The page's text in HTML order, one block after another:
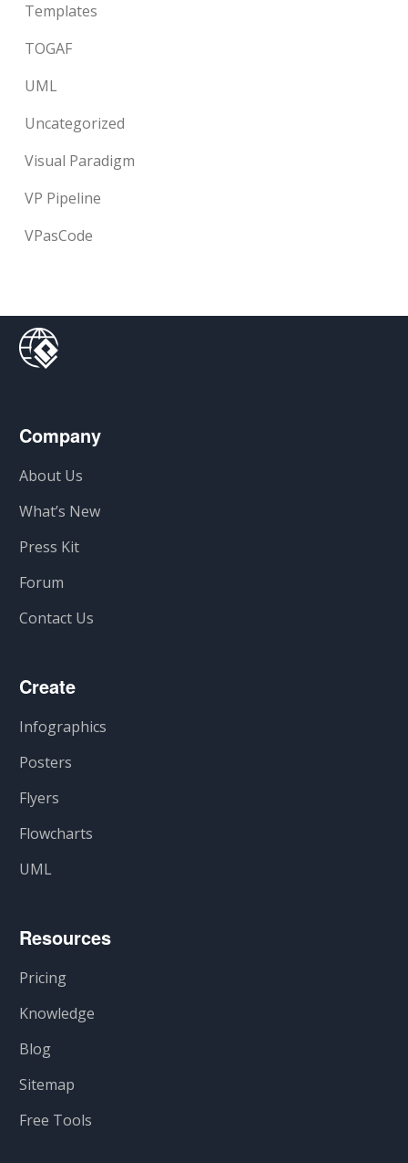
Templates
TOGAF
UML
Uncategorized
Visual Paradigm
VP Pipeline
VPasCode
Company
About Us
What’s New
Press Kit
Forum
Contact Us
Create
Infographics
Posters
Flyers
Flowcharts
UML
Resources
Pricing
Knowledge
Blog
Sitemap
Free Tools